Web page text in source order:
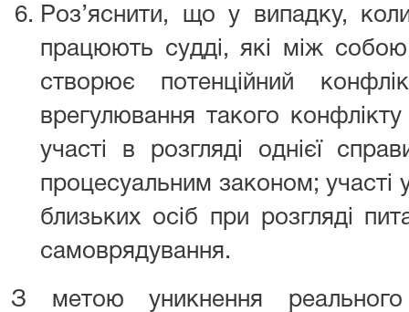
Роз’яснити, що у випадку,
працюють судді, які між
створює потенційний
врегулювання такого
участі в розгляді однієї
процесуальним законом; участі
близьких осіб при розгляді
самоврядування.
З метою уникнення реального